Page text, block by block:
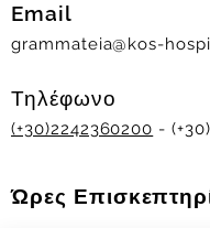
Email
grammateia@kos-
Τηλέφωνο
(+30)2242360200 -
Ώρες